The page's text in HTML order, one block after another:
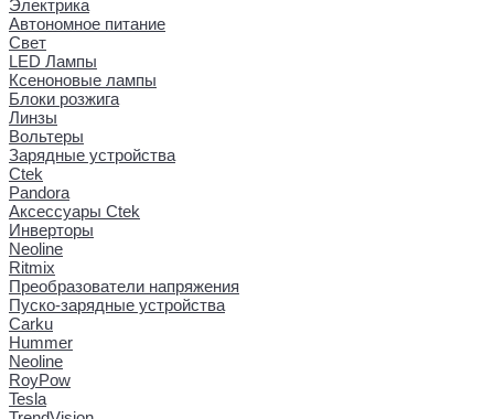
Электрика
Автономное питание
Свет
LED Лампы
Ксеноновые лампы
Блоки розжига
Линзы
Вольтеры
Зарядные устройства
Ctek
Pandora
Аксессуары Ctek
Инверторы
Neoline
Ritmix
Преобразователи напряжения
Пуско-зарядные устройства
Carku
Hummer
Neoline
RoyPow
Tesla